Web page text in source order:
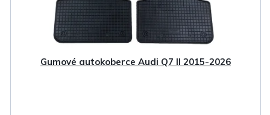
Gumové autokoberce Audi Q7 II 2015-2026